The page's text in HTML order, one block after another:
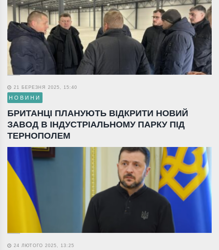
21 БЕРЕЗНЯ 2025, 15:40
НОВИНИ
БРИТАНЦІ ПЛАНУЮТЬ ВІДКРИТИ НОВИЙ
ЗАВОД В ІНДУСТРІАЛЬНОМУ ПАРКУ ПІД
ТЕРНОПОЛЕМ
24 ЛЮТОГО 2025, 13:25